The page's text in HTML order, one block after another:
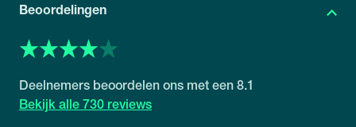
Beoordelingen
8.1
730 reviews